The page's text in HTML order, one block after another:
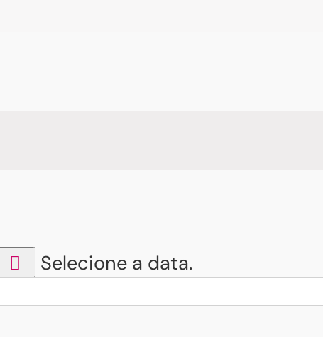
Selecione a data.